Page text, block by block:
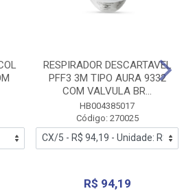
RESPIRADOR DESCARTAVEL
PFF3 3M TIPO AURA 9332
COM VALVULA BR...
HB004385017
Código: 270025
R$ 94,19